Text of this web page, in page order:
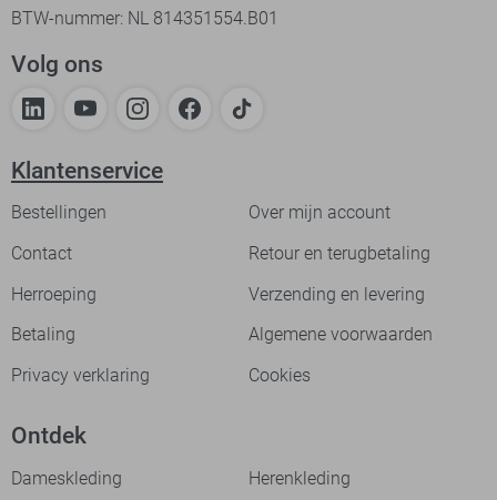
BTW-nummer: NL 814351554.B01
Volg ons
Klantenservice
Bestellingen
Over mijn account
Contact
Retour en terugbetaling
Herroeping
Verzending en levering
Betaling
Algemene voorwaarden
Privacy verklaring
Cookies
Ontdek
Dameskleding
Herenkleding